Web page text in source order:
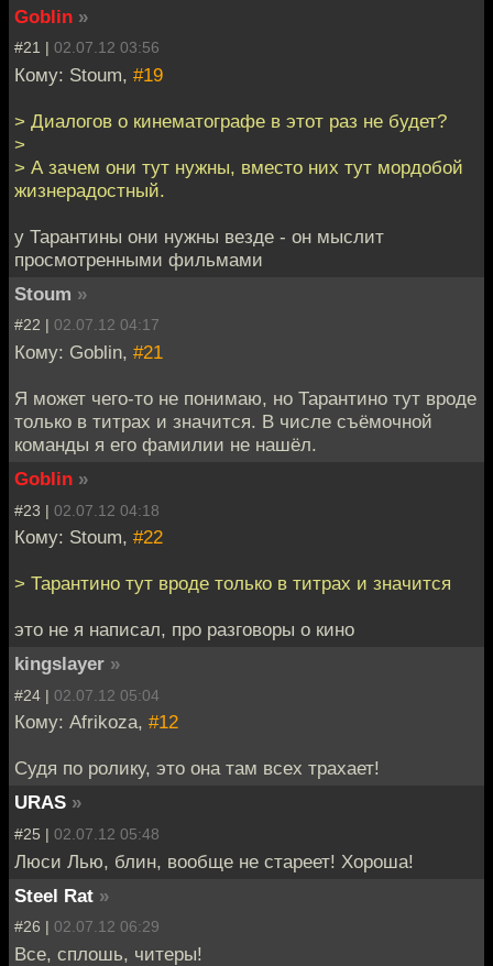
Goblin »
#21 | 02.07.12 03:56
Кому: Stoum, #19
> Диалогов о кинематографе в этот раз не будет?
>
> А зачем они тут нужны, вместо них тут мордобой
жизнерадостный.
у Тарантины они нужны везде - он мыслит
просмотренными фильмами
Stoum »
#22 | 02.07.12 04:17
Кому: Goblin, #21
Я может чего-то не понимаю, но Тарантино тут вроде
только в титрах и значится. В числе съёмочной
команды я его фамилии не нашёл.
Goblin »
#23 | 02.07.12 04:18
Кому: Stoum, #22
> Тарантино тут вроде только в титрах и значится
это не я написал, про разговоры о кино
kingslayer »
#24 | 02.07.12 05:04
Кому: Afrikoza, #12
Судя по ролику, это она там всех трахает!
URAS »
#25 | 02.07.12 05:48
Люси Лью, блин, вообще не стареет! Хороша!
Steel Rat »
#26 | 02.07.12 06:29
Все, сплошь, читеры!